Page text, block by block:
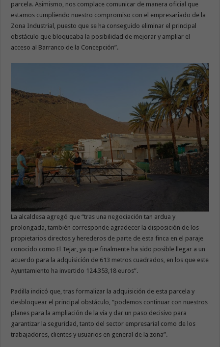
parcela. Asimismo, nos complace comunicar de manera oficial que
estamos cumpliendo nuestro compromiso con el empresariado de la
Zona Industrial, puesto que se ha conseguido eliminar el principal
obstáculo que bloqueaba la posibilidad de mejorar y ampliar el
acceso al Barranco de la Concepción”.
La alcaldesa agregó que “tras una negociación tan ardua y
prolongada, también corresponde agradecer la disposición de los
propietarios directos y herederos de parte de esta finca en el paraje
conocido como El Tejar, ya que finalmente ha sido posible llegar a un
acuerdo para la adquisición de 613 metros cuadrados, en los que este
Ayuntamiento ha invertido 124.353,18 euros”.
Padilla indicó que, tras formalizar la adquisición de esta parcela y
desbloquear el principal obstáculo, “podemos continuar con nuestros
planes para la ampliación de la vía y dar un paso decisivo para
garantizar la seguridad, tanto del sector empresarial como de los
trabajadores, clientes y usuarios en general de la zona”.